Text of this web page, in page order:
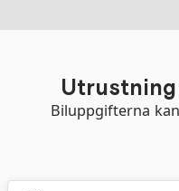
Biluppgifterna